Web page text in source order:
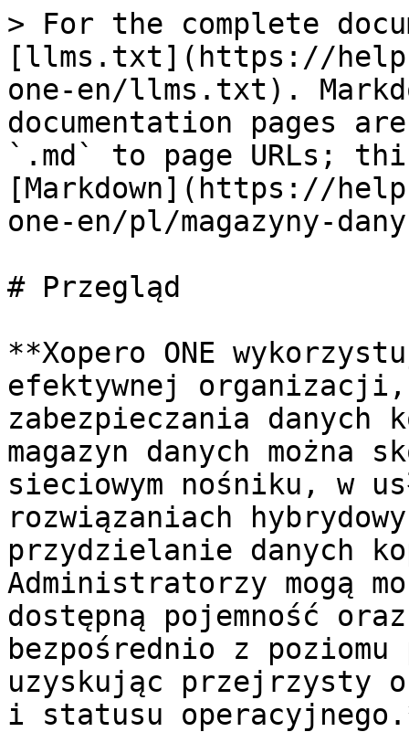
> For the complete
[llms.txt](https://
one-en/llms.txt).
documentation pages
`.md` to page URLs;
[Markdown](https://
one-en/pl/magazyny-
# Przegląd
**Xopero ONE
efektywnej
zabezpieczania danych
magazyn danych można
sieciowym nośniku, w
rozwiązaniach
przydzielanie danych
Administratorzy mogą
dostępną pojemność
bezpośrednio z
uzyskując przejrzysty
i statusu